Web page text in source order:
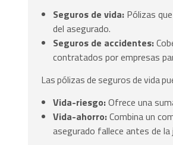
Seguros de vida: Pólizas
del asegurado.
Seguros de accidentes:
contratados por empresas
Las pólizas de seguros de vida
Vida-riesgo:Ofrece una
Vida-ahorro:Combina un
asegurado fallece antes de la